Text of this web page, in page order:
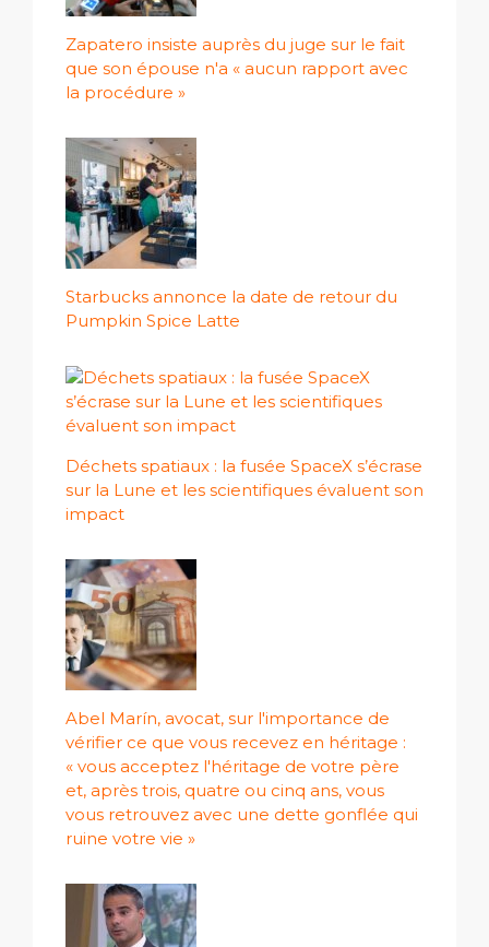
Zapatero insiste auprès du juge sur le fait
que son épouse n'a « aucun rapport avec
la procédure »
Starbucks annonce la date de retour du
Pumpkin Spice Latte
Déchets spatiaux : la fusée SpaceX s’écrase
sur la Lune et les scientifiques évaluent son
impact
Abel Marín, avocat, sur l'importance de
vérifier ce que vous recevez en héritage :
« vous acceptez l'héritage de votre père
et, après trois, quatre ou cinq ans, vous
vous retrouvez avec une dette gonflée qui
ruine votre vie »